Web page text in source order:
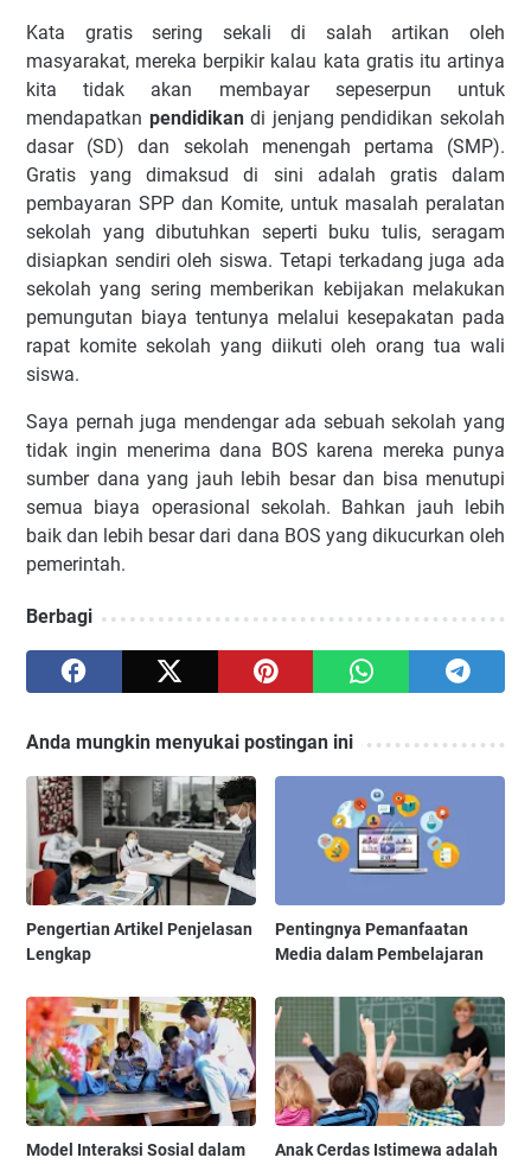
Kata gratis sering sekali di salah artikan oleh
masyarakat, mereka berpikir kalau kata gratis itu artinya
kita tidak akan membayar sepeserpun untuk
mendapatkan pendidikandi jenjang pendidikan sekolah
dasar (SD) dan sekolah menengah pertama (SMP).
Gratis yang dimaksud di sini adalah gratis dalam
pembayaran SPP dan Komite, untuk masalah peralatan
sekolah yang dibutuhkan seperti buku tulis, seragam
disiapkan sendiri oleh siswa. Tetapi terkadang juga ada
sekolah yang sering memberikan kebijakan melakukan
pemungutan biaya tentunya melalui kesepakatan pada
rapat komite sekolah yang diikuti oleh orang tua wali
siswa.
Saya pernah juga mendengar ada sebuah sekolah yang
tidak ingin menerima dana BOS karena mereka punya
sumber dana yang jauh lebih besar dan bisa menutupi
semua biaya operasional sekolah. Bahkan jauh lebih
baik dan lebih besar dari dana BOS yang dikucurkan oleh
pemerintah.
Berbagi
Anda mungkin menyukai postingan ini
Pengertian Artikel Penjelasan
Lengkap
Pentingnya Pemanfaatan
Media dalam Pembelajaran
Model Interaksi Sosial dalam
Anak Cerdas Istimewa adalah